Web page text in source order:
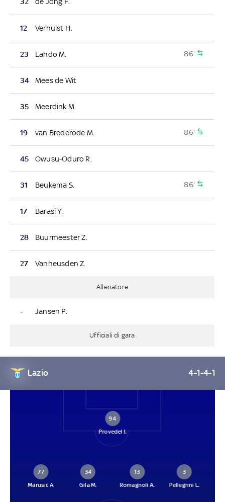
12 Verhulst H.
23 Lahdo M. 86'
34 Mees de Wit
35 Meerdink M.
19 van Brederode M. 86'
45 Owusu-Oduro R.
31 Beukema S. 86'
17 Barasi Y.
28 Buurmeester Z.
27 Vanheusden Z.
Allenatore
- Jansen P.
Ufficiali di gara
Lazio 4-1-4-1
94
Provedel I.
77
Marusic A.
34
Gila M.
13
Romagnoli A.
3
Pellegrini L.